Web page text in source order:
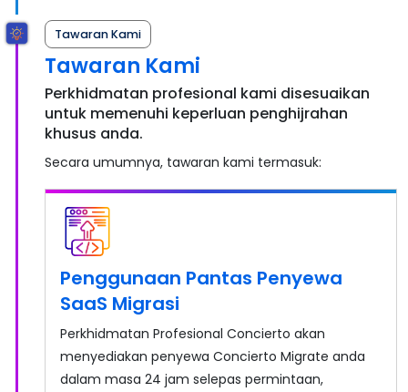
Tawaran Kami
Tawaran Kami
Perkhidmatan profesional kami disesuaikan
untuk memenuhi keperluan penghijrahan
khusus anda.
Secara umumnya, tawaran kami termasuk:
Penggunaan Pantas Penyewa
SaaS Migrasi
Perkhidmatan Profesional Concierto akan
menyediakan penyewa Concierto Migrate anda
dalam masa 24 jam selepas permintaan,